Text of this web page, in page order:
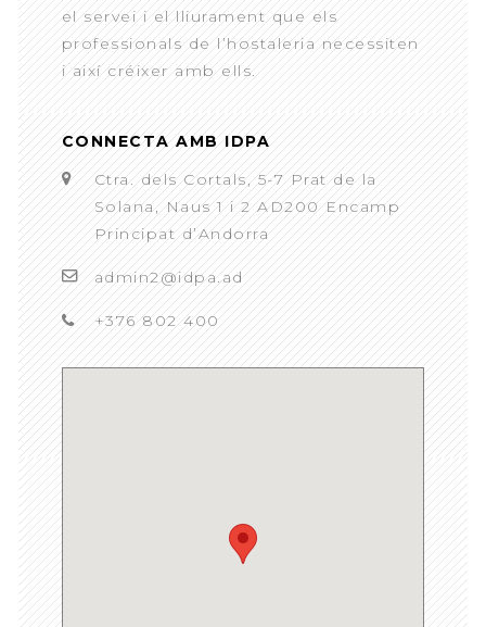
el servei i el lliurament que els
professionals de l’hostaleria necessiten
i així créixer amb ells.
CONNECTA AMB IDPA
Ctra. dels Cortals, 5-7 Prat de la
Solana, Naus 1 i 2 AD200 Encamp
Principat d’Andorra
admin2@idpa.ad
+376 802 400